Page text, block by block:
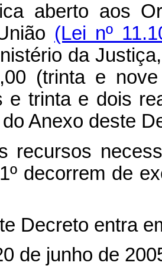
aberto aos
(Lei nº
da
(trinta e
e trinta e dois
Anexo deste
recursos
decorrem de
Decreto entra
de junho de